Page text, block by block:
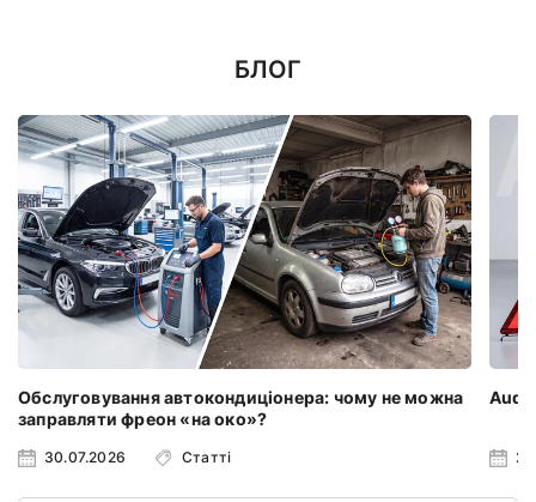
БЛОГ
Обслуговування автокондиціонера: чому не можна
заправляти фреон «на око»?
30.07.2026 Статті
Audi